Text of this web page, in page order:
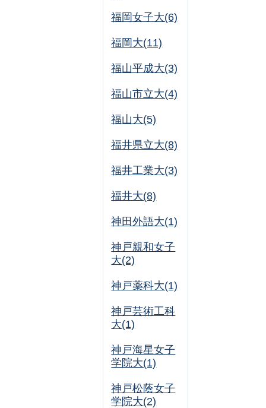
福岡女子大(6)
福岡大(11)
福山平成大(3)
福山市立大(4)
福山大(5)
福井県立大(8)
福井工業大(3)
福井大(8)
神田外語大(1)
神戸親和女子
大(2)
神戸薬科大(1)
神戸芸術工科
大(1)
神戸海星女子
学院大(1)
神戸松蔭女子
学院大(2)